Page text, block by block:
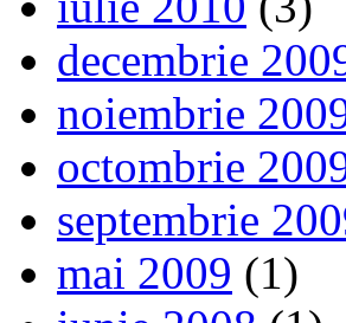
decembrie
noiembrie
octombrie
septembrie
mai 2009 (1)